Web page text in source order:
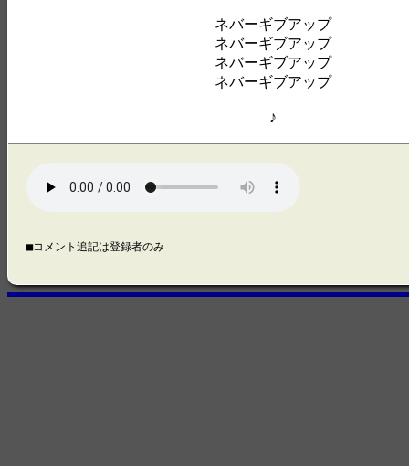
ネバーギブアップ
ネバーギブアップ
ネバーギブアップ
ネバーギブアップ
♪
■コメント追記は登録者のみ